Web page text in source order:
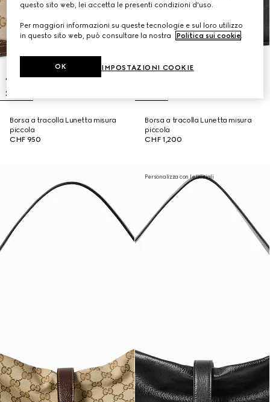
Borsa a tracolla Lunetta misura
piccola
CHF 950
Borsa a tracolla Lunetta misura
piccola
CHF 1,200
Personalizza con le iniziali
questo sito web, lei accetta le presenti condizioni d'uso.
Per maggiori informazioni su queste tecnologie e sul loro utilizzo
in questo sito web, può consultare la nostra
Politica sui cookie.
IMPOSTAZIONI COOKIE
OK